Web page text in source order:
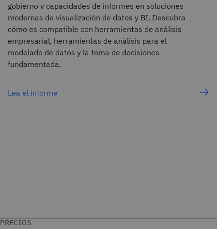
gobierno y capacidades de informes en soluciones
modernas de visualización de datos y BI. Descubra
cómo es compatible con herramientas de análisis
empresarial, herramientas de análisis para el
modelado de datos y la toma de decisiones
fundamentada.
Lea el informe
PRECIOS